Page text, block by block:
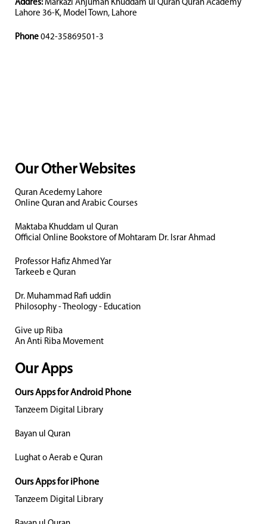
Addres: Markazi Anjuman Khuddam ul Quran Quran Academy
Lahore 36-K, Model Town, Lahore
Phone 042-35869501-3
Our Other Websites
Quran Acedemy Lahore
Online Quran and Arabic Courses
Maktaba Khuddam ul Quran
Official Online Bookstore of Mohtaram Dr. Israr Ahmad
Professor Hafiz Ahmed Yar
Tarkeeb e Quran
Dr. Muhammad Rafi uddin
Philosophy - Theology - Education
Give up Riba
An Anti Riba Movement
Our Apps
Ours Apps for Android Phone
Tanzeem Digital Library
Bayan ul Quran
Lughat o Aerab e Quran
Ours Apps for iPhone
Tanzeem Digital Library